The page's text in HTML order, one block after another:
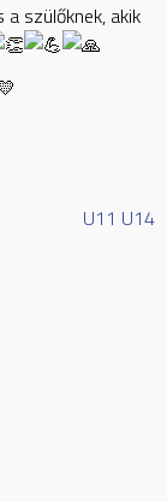
szülőknek, akik
U11 U14